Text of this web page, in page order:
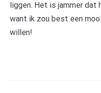
liggen. Het is jammer dat
want ik zou best een
willen!